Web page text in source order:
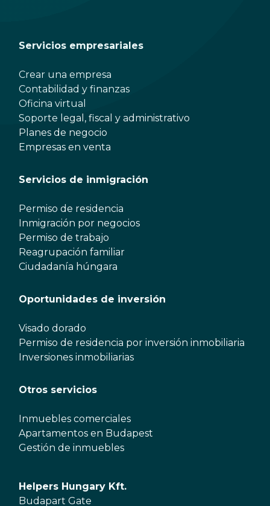
Servicios empresariales
Crear una empresa
Contabilidad y finanzas
Oficina virtual
Soporte legal, fiscal y administrativo
Planes de negocio
Empresas en venta
Servicios de inmigración
Permiso de residencia
Inmigración por negocios
Permiso de trabajo
Reagrupación familiar
Ciudadanía húngara
Oportunidades de inversión
Visado dorado
Permiso de residencia por inversión inmobiliaria
Inversiones inmobiliarias
Otros servicios
Inmuebles comerciales
Apartamentos en Budapest
Gestión de inmuebles
Helpers Hungary Kft.
Budapart Gate